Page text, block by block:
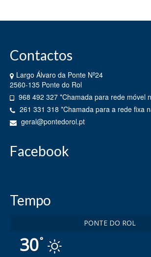
Associativismo
Associações
Jornal “A Ponte”
Atualidades
Notícias
Contactos
Largo Álvaro da Ponte Nº24
2560-135 Ponte do Rol
968 492 327 *Chamada para rede móvel
261 331 318 *Chamada para a rede fixa
geral@pontedorol.pt
Facebook
Tempo
PONTE DO ROL
30°